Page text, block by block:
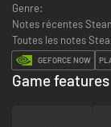
Genre:
Notes récentes
Toutes les notes
GEFORCE NOW
Game features